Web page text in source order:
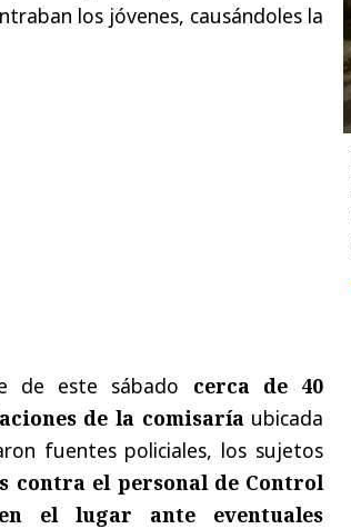
los jóvenes, causándoles la
de este sábado cerca de 40
de la comisaría ubicada
fuentes policiales, los sujetos
contra el personal de Control
el lugar ante eventuales